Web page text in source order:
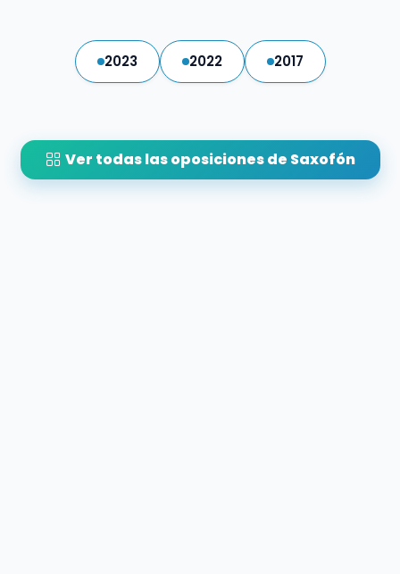
2023 2022 2017
Ver todas las oposiciones de Saxofón